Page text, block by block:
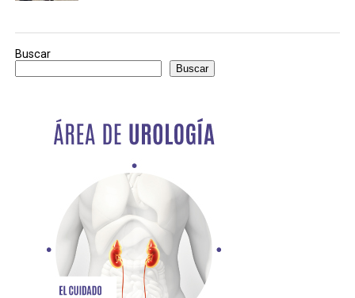
Buscar
Buscar